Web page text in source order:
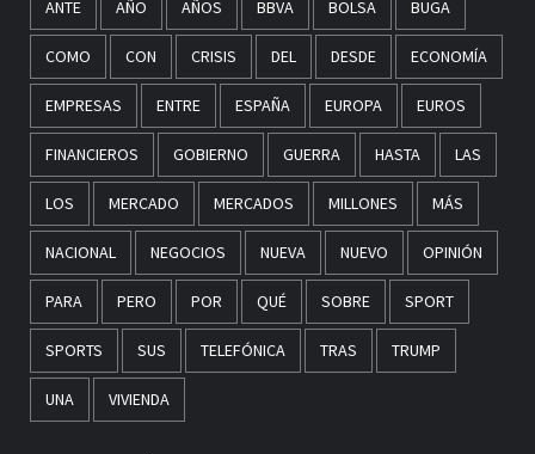
ANTE AÑO AÑOS BBVA BOLSA BUGA
COMO CON CRISIS DEL DESDE ECONOMÍA
EMPRESAS ENTRE ESPAÑA EUROPA EUROS
FINANCIEROS GOBIERNO GUERRA HASTA LAS
LOS MERCADO MERCADOS MILLONES MÁS
NACIONAL NEGOCIOS NUEVA NUEVO OPINIÓN
PARA PERO POR QUÉ SOBRE SPORT
SPORTS SUS TELEFÓNICA TRAS TRUMP
UNA VIVIENDA